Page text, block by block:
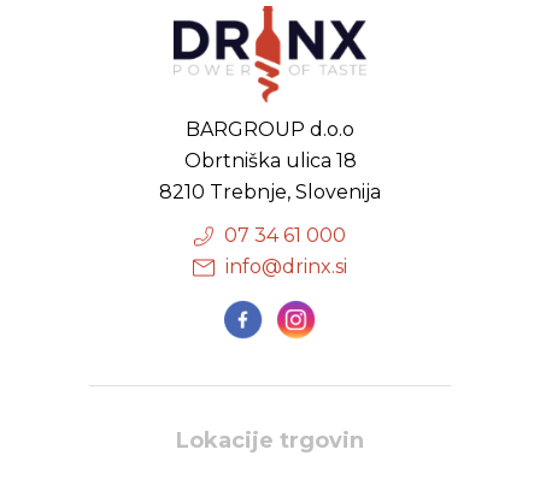
BARGROUP d.o.o
Obrtniška ulica 18
8210 Trebnje, Slovenija
07 34 61 000
info@drinx.si
Lokacije trgovin